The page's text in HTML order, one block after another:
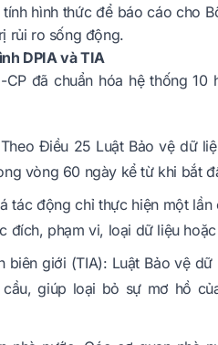
hình thức để báo cáo cho
rủi ro sống động.
DPIA và TIA
đã chuẩn hóa hệ thống 10
Điều 25 Luật Bảo vệ dữ
vòng 60 ngày kể từ khi bắt
tác động chỉ thực hiện một
đích, phạm vi, loại dữ liệu
biên giới (TIA): Luật Bảo vệ
giúp loại bỏ sự mơ hồ